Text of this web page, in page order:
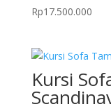
Rp17.500.000
Kursi